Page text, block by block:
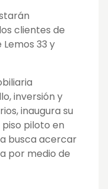
clientes de
33 y
inversión y
inaugura su
piloto en
busca acercar
por medio de